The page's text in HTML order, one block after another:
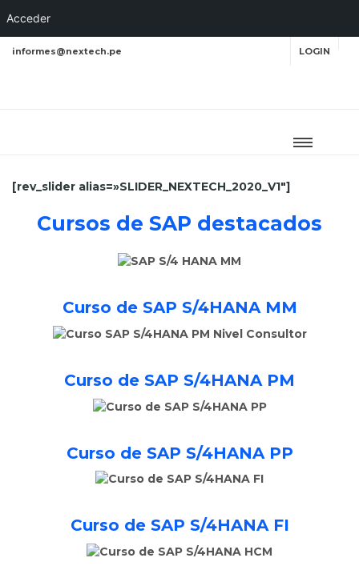
informes@nextech.pe LOGIN
[rev_slider alias=»SLIDER_NEXTECH_2020_V1″]
Cursos de SAP destacados
Curso de SAP S/4HANA MM
Curso de SAP S/4HANA PM
Curso de SAP S/4HANA PP
Curso de SAP S/4HANA FI
Acceder